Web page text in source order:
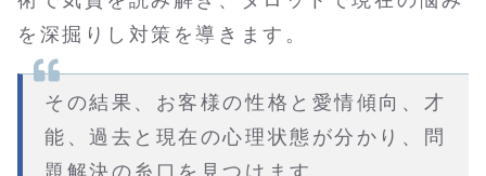
を深掘りし対策を導きます。
その結果、お客様の性格と愛情傾向、才
能、過去と現在の心理状態が分かり、問
題解決の糸口を見つけます。